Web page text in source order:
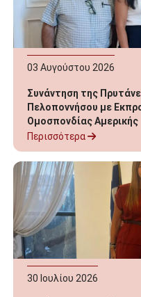
03 Αυγούστου 2026
Συνάντηση της
Πελοποννήσου με
Ομοσπονδίας Αμερικής
Περισσότερα
30 Ιουλίου 2026